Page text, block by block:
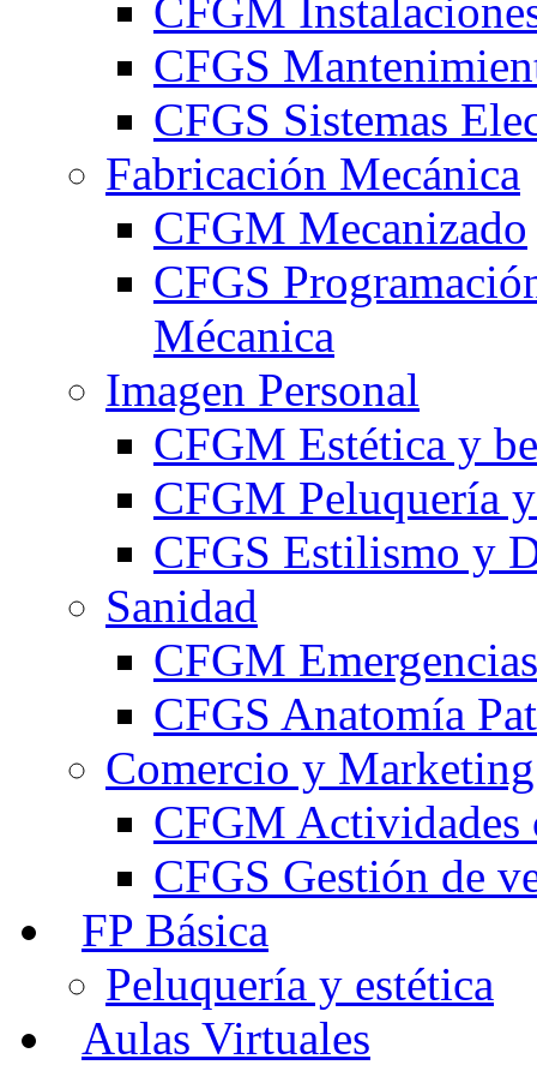
CFGM
CFGS
CFGS Sistemas
Fabricación Mecánica
CFGM Mecanizado
CFGS
Mécanica
Imagen Personal
CFGM Estética y
CFGM Peluquería
CFGS Estilismo y
Sanidad
CFGM
CFGS Anatomía
Comercio y Marketing
CFGM Actividades
CFGS Gestión de
FP Básica
Peluquería y estética
Aulas Virtuales